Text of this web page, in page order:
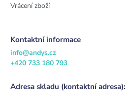
Vrácení zboží
Kontaktní informace
info@andys.cz
+420 733 180 793
Adresa skladu (kontaktní adresa):